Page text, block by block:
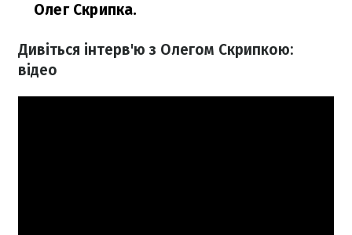
Олег Скрипка.
Дивіться інтерв'ю з Олегом Скрипкою:
відео